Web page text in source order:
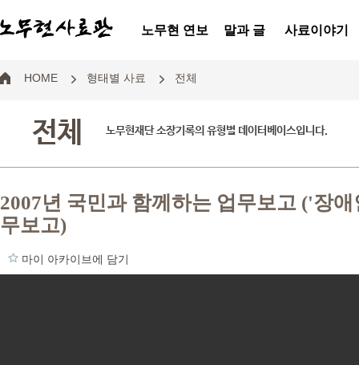
노무현 연보 말과 글 사료이야기
HOME 형태별 사료 전체
전체 노무현재단 소장기록의 유형별 데이터베이스입니다.
2007년 국민과 함께하는 업무보고 ('장
무보고)
마이 아카이브에 담기